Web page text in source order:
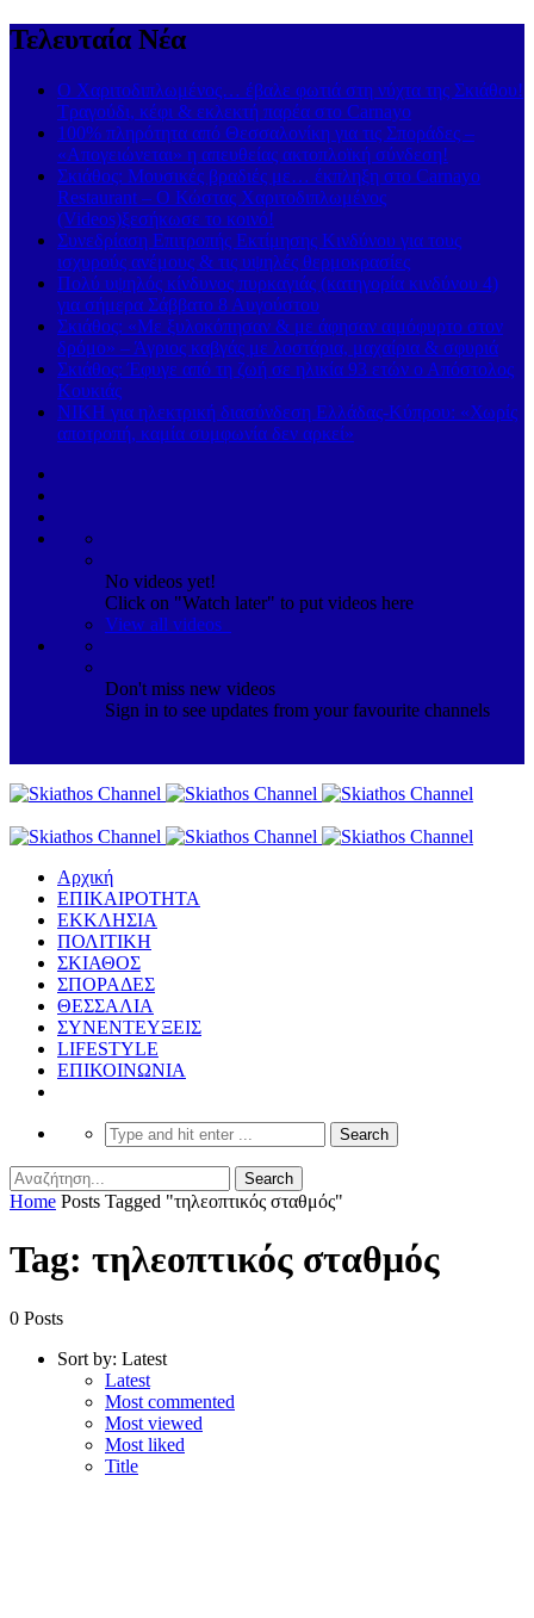
Τελευταία Νέα
Ο Χαριτοδιπλωμένος… έβαλε φωτιά στη νύχτα της Σκιάθου!
Τραγούδι, κέφι & εκλεκτή παρέα στο Carnayo
100% πληρότητα από Θεσσαλονίκη για τις Σποράδες –
«Απογειώνεται» η απευθείας ακτοπλοϊκή σύνδεση!
Σκιάθος: Μουσικές βραδιές με… έκπληξη στο Carnayo
Restaurant – Ο Κώστας Χαριτοδιπλωμένος
(Videos)ξεσήκωσε το κοινό!
Συνεδρίαση Επιτροπής Εκτίμησης Κινδύνου για τους
ισχυρούς ανέμους & τις υψηλές θερμοκρασίες
Πολύ υψηλός κίνδυνος πυρκαγιάς (κατηγορία κινδύνου 4)
για σήμερα Σάββατο 8 Αυγούστου
Σκιάθος: «Με ξυλοκόπησαν & με άφησαν αιμόφυρτο στον
δρόμο» – Άγριος καβγάς με λοστάρια, μαχαίρια & σφυριά
Σκιάθος: Έφυγε από τη ζωή σε ηλικία 93 ετών ο Απόστολος
Κουκιάς
ΝΙΚΗ για ηλεκτρική διασύνδεση Ελλάδας-Κύπρου: «Χωρίς
αποτροπή, καμία συμφωνία δεν αρκεί»
No videos yet!
Click on "Watch later" to put videos here
View all videos
Don't miss new videos
Sign in to see updates from your favourite channels
Αρχική
ΕΠΙΚΑΙΡΟΤΗΤΑ
ΕΚΚΛΗΣΙΑ
ΠΟΛΙΤΙΚΗ
ΣΚΙΑΘΟΣ
ΣΠΟΡΑΔΕΣ
ΘΕΣΣΑΛΙΑ
ΣΥΝΕΝΤΕΥΞΕΙΣ
LIFESTYLE
ΕΠΙΚΟΙΝΩΝΙΑ
Home Posts Tagged "τηλεοπτικός σταθμός"
Tag: τηλεοπτικός σταθμός
0 Posts
Sort by: Latest
Latest
Most commented
Most viewed
Most liked
Title